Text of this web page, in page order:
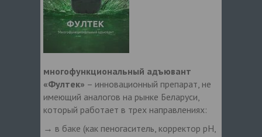
многофункциональный адъювант
«Фултек» – инновационный препарат, не
имеющий аналогов на рынке Беларуси,
который работает в трех направлениях:
→ в баке (как пеногаситель, корректор pH,